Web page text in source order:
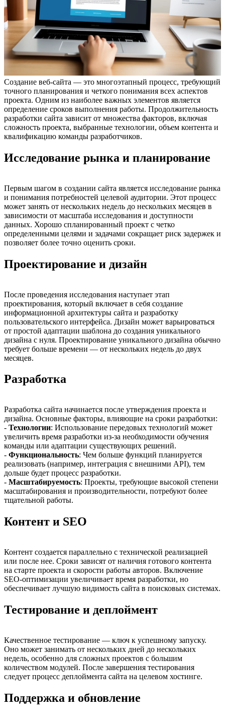
Создание веб-сайта — это многоэтапный процесс, требующий
точного планирования и четкого понимания всех аспектов
проекта. Одним из наиболее важных элементов является
определение сроков выполнения работы. Продолжительность
разработки сайта зависит от множества факторов, включая
сложность проекта, выбранные технологии, объем контента и
квалификацию команды разработчиков.
Исследование рынка и планирование
Первым шагом в создании сайта является исследование рынка
и понимания потребностей целевой аудитории. Этот процесс
может занять от нескольких недель до нескольких месяцев в
зависимости от масштаба исследования и доступности
данных. Хорошо спланированный проект с четко
определенными целями и задачами сокращает риск задержек и
позволяет более точно оценить сроки.
Проектирование и дизайн
После проведения исследования наступает этап
проектирования, который включает в себя создание
информационной архитектуры сайта и разработку
пользовательского интерфейса. Дизайн может варьироваться
от простой адаптации шаблона до создания уникального
дизайна с нуля. Проектирование уникального дизайна обычно
требует больше времени — от нескольких недель до двух
месяцев.
Разработка
Разработка сайта начинается после утверждения проекта и
дизайна. Основные факторы, влияющие на сроки разработки:
- Технологии: Использование передовых технологий может
увеличить время разработки из-за необходимости обучения
команды или адаптации существующих решений.
- Функциональность: Чем больше функций планируется
реализовать (например, интеграция с внешними API), тем
дольше будет процесс разработки.
- Масштабируемость: Проекты, требующие высокой степени
масштабирования и производительности, потребуют более
тщательной работы.
Контент и SEO
Контент создается параллельно с технической реализацией
или после нее. Сроки зависят от наличия готового контента
на старте проекта и скорости работы авторов. Включение
SEO-оптимизации увеличивает время разработки, но
обеспечивает лучшую видимость сайта в поисковых системах.
Тестирование и деплоймент
Качественное тестирование — ключ к успешному запуску.
Оно может занимать от нескольких дней до нескольких
недель, особенно для сложных проектов с большим
количеством модулей. После завершения тестирования
следует процесс деплоймента сайта на целевом хостинге.
Поддержка и обновление